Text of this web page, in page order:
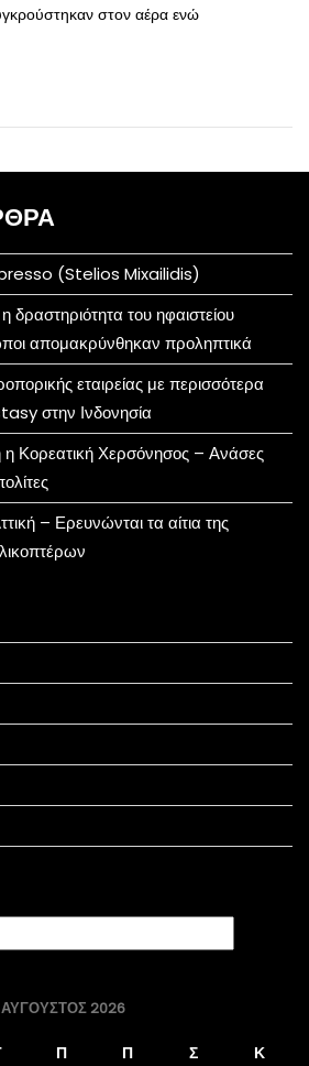
στον αέρα ενώ
(Stelios Mixailidis)
του ηφαιστείου
απομακρύνθηκαν προληπτικά
εταιρείας με περισσότερα
στην Ινδονησία
η Κορεατική Χερσόνησος – Ανάσες
– Ερευνώνται τα αίτια της
ΑΎΓΟΥΣΤΟΣ 2026
Π Π Σ Κ